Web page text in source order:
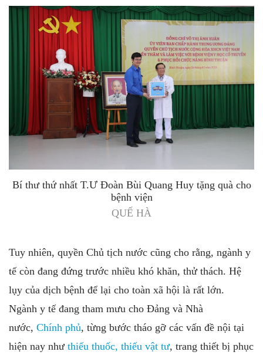
Bí thư thứ nhất T.Ư Đoàn Bùi Quang Huy tặng quà cho
bệnh viện
QUẾ HÀ
Tuy nhiên, quyền Chủ tịch nước cũng cho rằng, ngành y
tế còn đang đứng trước nhiều khó khăn, thử thách. Hệ
lụy của dịch bệnh để lại cho toàn xã hội là rất lớn.
Ngành y tế đang tham mưu cho Đảng và Nhà
nước, Chính phủ, từng bước tháo gỡ các vấn đề nội tại
hiện nay như thiếu thuốc, thiếu vật tư, trang thiết bị phục